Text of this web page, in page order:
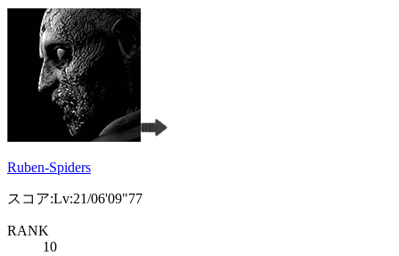
Ruben-Spiders
スコア:Lv:21/06'09"77
RANK
10